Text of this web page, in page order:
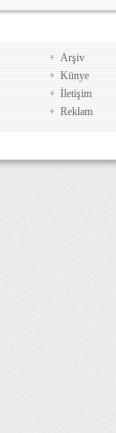
Arşiv
Künye
İletişim
Reklam